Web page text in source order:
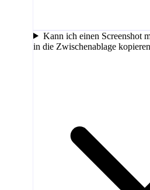
Kann ich einen Screenshot
in die Zwischenablage